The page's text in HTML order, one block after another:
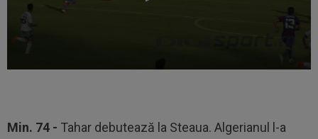
Min. 74 - Tahar debutează la Steaua. Algerianul l-a